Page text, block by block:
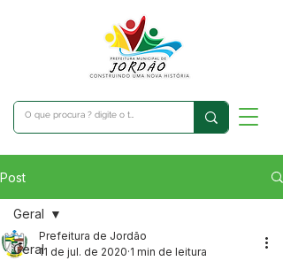
Post
Geral
Geral
Prefeitura de Jordão
11 de jul. de 2020 1 min de leitura